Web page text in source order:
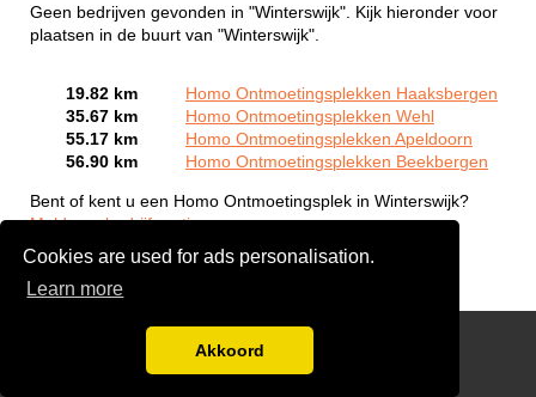
Cookies are used for ads personalisation.
Learn more
Akkoord
Geen bedrijven gevonden in "Winterswijk". Kijk hieronder voor
plaatsen in de buurt van "Winterswijk".
19.82 km
Homo Ontmoetingsplekken Haaksbergen
35.67 km
Homo Ontmoetingsplekken Wehl
55.17 km
Homo Ontmoetingsplekken Apeldoorn
56.90 km
Homo Ontmoetingsplekken Beekbergen
Bent of kent u een Homo Ontmoetingsplek in Winterswijk?
Meld een bedrijf gratis aan